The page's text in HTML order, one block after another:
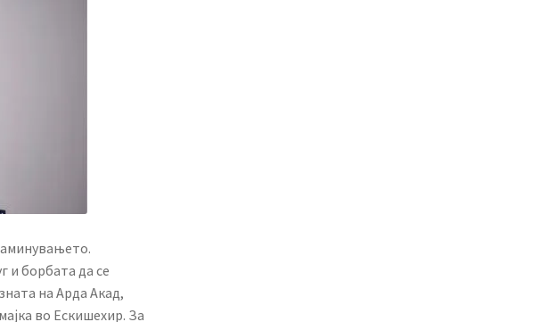
и борбата да се
на Арда Акад,
во Ескишехир. За